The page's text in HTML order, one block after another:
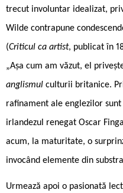
trecut involuntar idealizat,
Wilde contrapune
(Criticul ca artist, publicat în
„Așa cum am văzut, el
anglismul culturii britanice.
rafinament ale englezilor
irlandezul renegat Oscar
acum, la maturitate, o
invocând elemente din
Urmează apoi o pasionată